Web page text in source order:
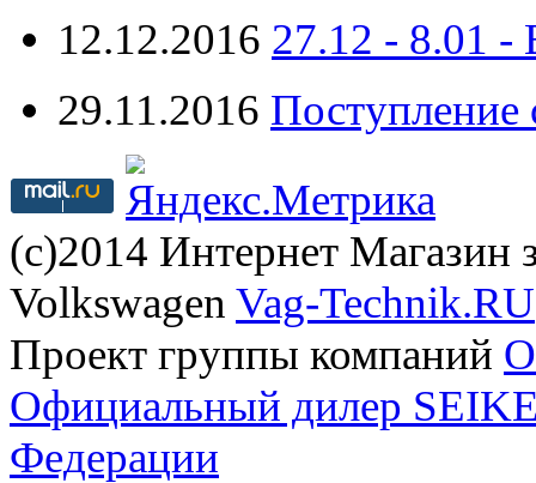
12.12.2016 27.12 -
29.11.2016 Поступление
(с)2014 Интернет Магазин
Volkswagen Vag-Technik.RU
Проект группы компаний
Официальный дилер
Федерации